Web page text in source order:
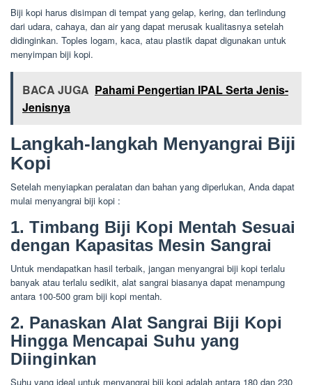
Biji kopi harus disimpan di tempat yang gelap, kering, dan terlindung
dari udara, cahaya, dan air yang dapat merusak kualitasnya setelah
didinginkan. Toples logam, kaca, atau plastik dapat digunakan untuk
menyimpan biji kopi.
BACA JUGA Pahami Pengertian IPAL Serta Jenis-
Jenisnya
Langkah-langkah Menyangrai Biji
Kopi
Setelah menyiapkan peralatan dan bahan yang diperlukan, Anda dapat
mulai menyangrai biji kopi :
1. Timbang Biji Kopi Mentah Sesuai
dengan Kapasitas Mesin Sangrai
Untuk mendapatkan hasil terbaik, jangan menyangrai biji kopi terlalu
banyak atau terlalu sedikit, alat sangrai biasanya dapat menampung
antara 100-500 gram biji kopi mentah.
2. Panaskan Alat Sangrai Biji Kopi
Hingga Mencapai Suhu yang
Diinginkan
Suhu yang ideal untuk menyangrai biji kopi adalah antara 180 dan 230